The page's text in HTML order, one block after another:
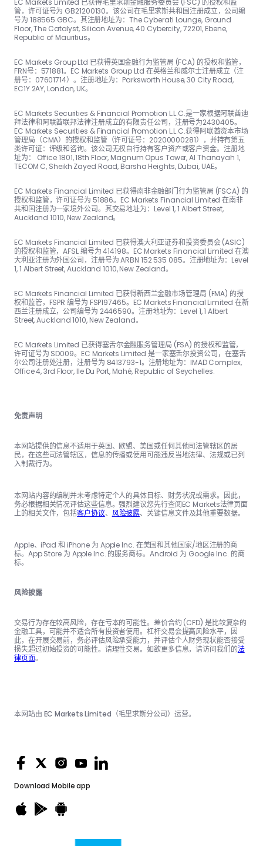
管，许可证号为 GB21200130。该公司在毛里求斯共和国注册成立，公司编
号为 188565 GBC。其注册地址为：The Cyber​​ati Lounge, Ground
Floor, The Catalyst, Silicon Avenue, 40 Cyber​​city, 72201, Ebene,
Republic of Mauritius。
EC Markets Group Ltd 已获得英国金融行为监管局 (FCA) 的授权和监管，
FRN号：57188​​1。EC Markets Group Ltd 在英格兰和威尔士注册成立（注
册号：07601714）。注册地址为：Parksworth House, 30 City Road,
EC1Y 2AY, London, UK。
EC Markets Securities & Financial Promotion L.L.C.是一家根据阿联酋迪
拜法律和阿联酋联邦法律注册成立的有限责任公司，注册号为2430405。
EC Markets Securities & Financial Promotion L.L.C.获得阿联酋资本市场
管理局（CMA）的授权和监管（许可证号：20200000281），并持有第五
类许可证：评级和咨询。该公司无权自行持有客户资产或客户资金。注册地
址为： Office 1801, 18th Floor, Magnum Opus Tower, Al Thanayah 1,
TECOM C, Sheikh Zayed Road, Barsha Heights, Dubai, UAE。
EC Markets Financial Limited 已获得南非金融部门行为监管局 (FSCA) 的
授权和监管，许可证号为 51886。EC Markets Financial Limited 在南非
共和国注册为一家境外公司。其交易地址为：Level 1, 1 Albert Street,
Auckland 1010, New Zealand。
EC Markets Financial Limited 已获得澳大利亚证券和投资委员会 (ASIC)
的授权和监管，AFSL 编号为 414198。EC Markets Financial Limited 在澳
大利亚注册为外国公司，注册号为 ARBN 152 535 085。注册地址为：Level
1, 1 Albert Street, Auckland 1010, New Zealand。
EC Markets Financial Limited 已获得新西兰金融市场管理局 (FMA) 的授
权和监管，FSPR 编号为 FSP197465。EC Markets Financial Limited 在新
西兰注册成立，公司编号为 2446590。注册地址为：Level 1, 1 Albert
Street, Auckland 1010, New Zealand。
EC Markets Limited 已获得塞舌尔金融服务管理局 (FSA) 的授权和监管，
许可证号为 SD009。EC Markets Limited 是一家塞舌尔投资公司，在塞舌
尔公司注册处注册，注册号为 8413793-1。注册地址为：IMAD Complex,
Office 4, 3rd Floor, Ile Du Port, Mahé, Republic of Seychelles.
免责声明
本网站提供的信息不适用于英国、欧盟、美国或任何其他司法管辖区的居
民，在这些司法管辖区，信息的传播或使用可能违反当地法律、法规或已列
入制裁行为。
本网站内容的编制并未考虑特定个人的具体目标、财务状况或需求。因此，
务必根据相关情况评估这些信息。强烈建议您先行查阅EC Markets法律页面
上的相关文件，包括客户协议、 风险披露、关键信息文件及其他重要数据。
Apple、iPad 和 iPhone 为 Apple Inc. 在美国和其他国家/地区注册的商
标。App Store 为 Apple Inc. 的服务商标。Android 为 Google Inc. 的商
标。
风险披露
交易行为存在较高风险，存在亏本的可能性。差价合约 (CFD) 是比较复杂的
金融工具，可能并不适合所有投资者使用。杠杆交易会提高风险水平，因
此，在开展交易前，务必评估风险承受能力，并评估个人财务现状能否接受
损失超过初始投资的可能性。请理性交易。如欲更多信息，请访问我们的法
律页面。
Download Mobile app
本网站由 EC Markets Limited（毛里求斯分公司）运营。